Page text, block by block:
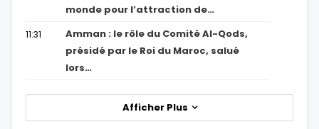
monde pour l’attraction de…
11:31
Amman : le rôle du Comité Al-Qods,
présidé par le Roi du Maroc, salué
lors…
Afficher Plus